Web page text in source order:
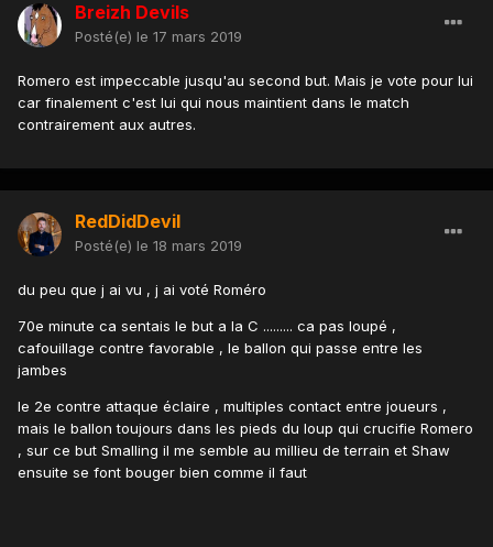
Breizh Devils
Posté(e) le 17 mars 2019
Romero est impeccable jusqu'au second but. Mais je vote pour lui
car finalement c'est lui qui nous maintient dans le match
contrairement aux autres.
RedDidDevil
Posté(e) le 18 mars 2019
du peu que j ai vu , j ai voté Roméro
70e minute ca sentais le but a la C ......... ca pas loupé ,
cafouillage contre favorable , le ballon qui passe entre les
jambes
le 2e contre attaque éclaire , multiples contact entre joueurs ,
mais le ballon toujours dans les pieds du loup qui crucifie Romero
, sur ce but Smalling il me semble au millieu de terrain et Shaw
ensuite se font bouger bien comme il faut